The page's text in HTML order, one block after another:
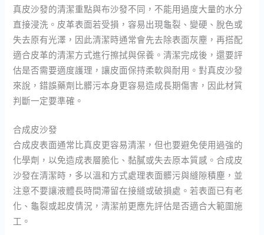
真皮沙發的清潔重點與布沙發不同，不能用過度大量的水分
直接浸洗。皮革表面若受損，容易出現龜裂、變硬、脫色或
失去原有光澤，因此清潔時通常會先去除表面灰塵，再搭配
適合皮革的清潔方式進行擦拭與保養。清潔完成後，還要評
估是否需要適度護理，讓皮面保持柔軟與耐用。對真皮沙發
來說，錯誤藥劑比髒污本身更容易造成長期傷害，因此材質
判斷一定要準確。
合成皮沙發
合成皮表面通常比真皮更容易清潔，但也要避免使用過強的
化學劑，以免造成表層脆化、黏膩或失去原本質感。合成皮
沙發在清潔時，多以溫和方式處理表面髒污與縫隙積塵，並
注意不要讓液體長時間滯留在接縫或破損處。若表面已有老
化、龜裂或起皮情況，清潔前更應先評估是否適合大範圍施
工。